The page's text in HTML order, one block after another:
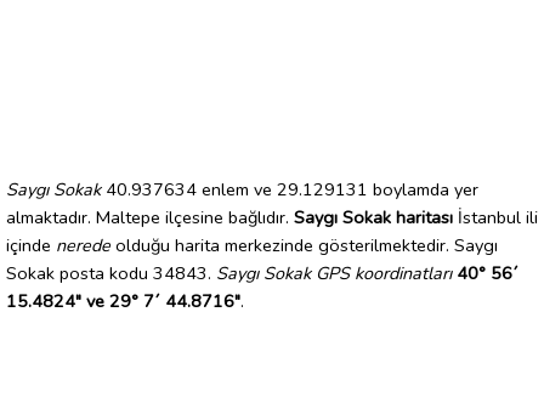
Saygı Sokak40.937634 enlem ve 29.129131 boylamda yer
almaktadır. Maltepe ilçesine bağlıdır. Saygı Sokak haritası İstanbul ili
içinde nerede olduğu harita merkezinde gösterilmektedir. Saygı
Sokak posta kodu 34843. Saygı Sokak GPS koordinatları 40° 56´
15.4824" ve 29° 7´ 44.8716".